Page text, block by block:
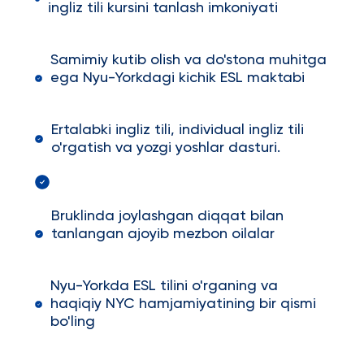
ingliz tili kursini tanlash imkoniyati
Samimiy kutib olish va do'stona muhitga
ega Nyu-Yorkdagi kichik ESL maktabi
Ertalabki ingliz tili, individual ingliz tili
o'rgatish va yozgi yoshlar dasturi.
Bruklinda joylashgan diqqat bilan
tanlangan ajoyib mezbon oilalar
Nyu-Yorkda ESL tilini o'rganing va
haqiqiy NYC hamjamiyatining bir qismi
bo'ling